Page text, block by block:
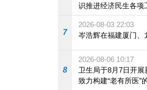
识推进经济民生各项
7
2026-08-03 22:03
岑浩辉在福建厦门、
8
2026-08-06 10:17
卫生局于8月7日开展
致力构建“老有所医”